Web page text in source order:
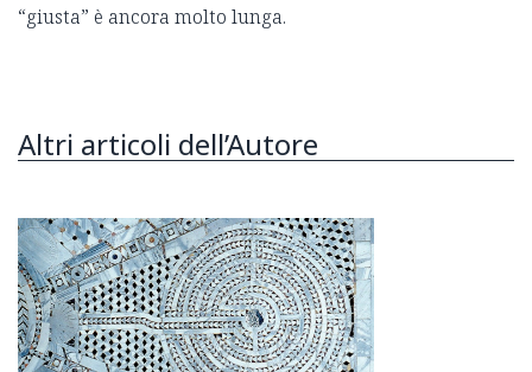
“giusta” è ancora molto lunga.
Altri articoli dell’Autore